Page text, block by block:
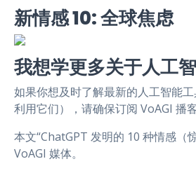
新情感 10: 全球焦虑
我想学更多关于人工
如果你想及时了解最新的人工智能
利用它们），请确保订阅 VoAGI 播客
本文“ChatGPT 发明的 10 种情感（
VoAGI 媒体。